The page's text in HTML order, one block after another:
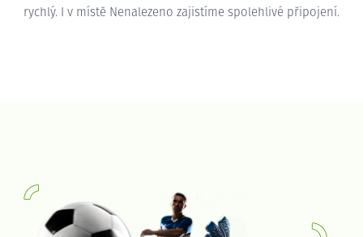
rychlý. I v místě Nenalezeno zajistíme spolehlivé připojení.